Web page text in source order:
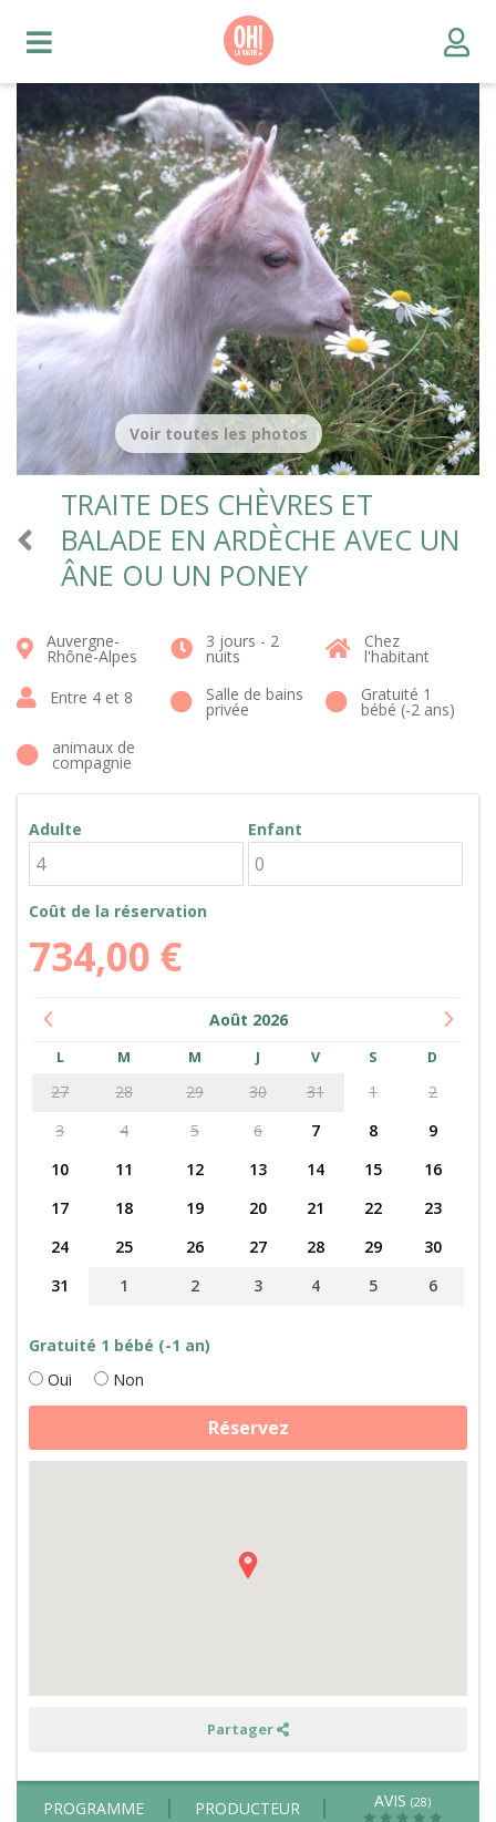
TRAITE DES CHÈVRES ET
BALADE EN ARDÈCHE AVEC UN
ÂNE OU UN PONEY
Voir toutes les photos
Auvergne-
Rhône-Alpes
3 jours - 2
nuits
Chez
l'habitant
Entre 4 et 8
Salle de bains
privée
Gratuité 1
bébé (-2 ans)
animaux de
compagnie
PROGRAMME PRODUCTEUR AVIS (28)
Adulte Enfant
Coût de la réservation
734,00 €
Août 2026
L M M J V S D
27 28 29 30 31 1
2
3
4 5 6 7 8
9
10
11 12 13 14 15
16
17
18 19 20 21 22
23
24
25 26 27 28 29
30
31
1 2 3 4 5 6
Gratuité 1 bébé (-1 an)
Oui
Non
quantité
Traite
des
Réservez
Partager